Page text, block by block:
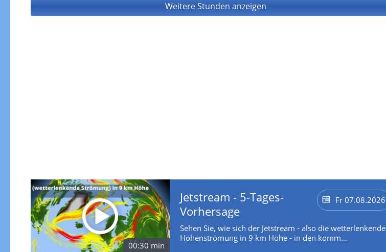
Weitere Stunden anzeigen
00:30 min
Fr 07.08.2026
Jetstream - 5-Tages-
Vorhersage
Sehen Sie, wie sich der Jetstream - also die wetterlenkende
Höhenströmung in 9 km Höhe - in den komm...